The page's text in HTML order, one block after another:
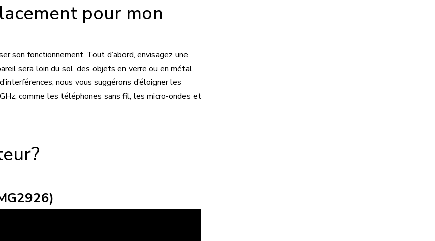
pour mon
son fonctionnement. Tout d’abord, envisagez une
sera loin du sol, des objets en verre ou en métal,
nous vous suggérons d’éloigner les
comme les téléphones sans fil, les micro-ondes et